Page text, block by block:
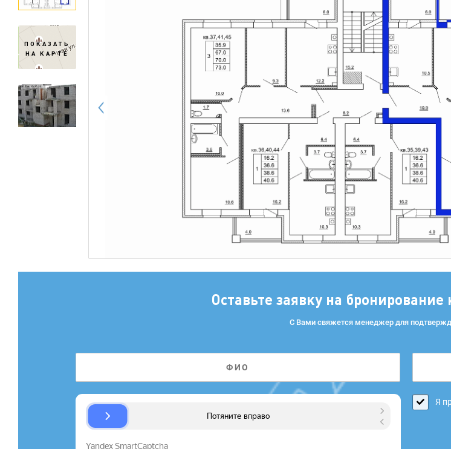
ПОКАЗАТЬ
НА КАРТЕ
Оставьте заявку на
С Вами свяжется менеджер для
Я